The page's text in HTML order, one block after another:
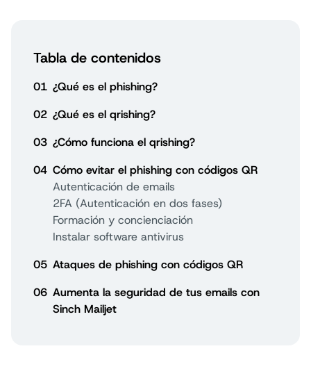
Tabla de contenidos
01 ¿Qué es el phishing?
02 ¿Qué es el qrishing?
03 ¿Cómo funciona el qrishing?
04 Cómo evitar el phishing con códigos QR
Autenticación de emails
2FA (Autenticación en dos fases)
Formación y concienciación
Instalar software antivirus
05 Ataques de phishing con códigos QR
06 Aumenta la seguridad de tus emails con
Sinch Mailjet